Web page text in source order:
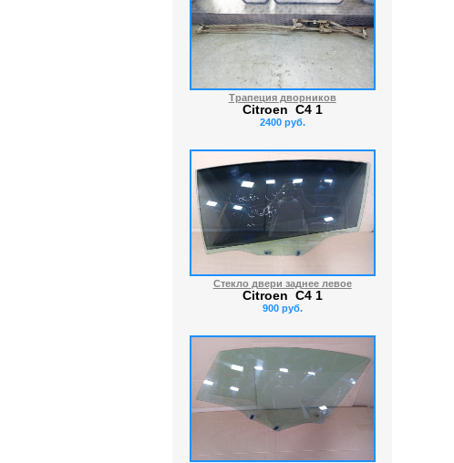
Трапеция дворников
Citroen C4 1
2400 руб.
Стекло двери заднее левое
Citroen C4 1
900 руб.